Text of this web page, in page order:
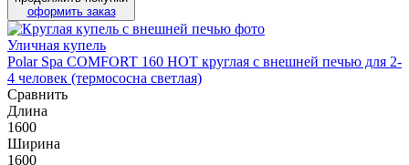
оформить заказ
Уличная купель
Polar Spa COMFORT 160 HOT круглая с внешней печью для 2-
4 человек (термососна светлая)
Сравнить
Длина
1600
Ширина
1600